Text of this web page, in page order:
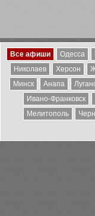
Все афиши Одесса
Николаев
Херсон
Минск
Анапа
Ивано-Франковск
Мелитополь